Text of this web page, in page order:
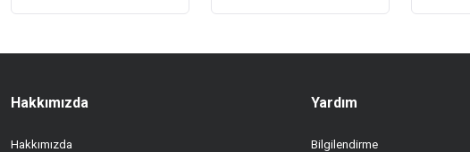
Ürün bilgilerinde hatalar bulunuyor.
Hakkımızda
Hakkımızda
Yardım
Bilgilendirme